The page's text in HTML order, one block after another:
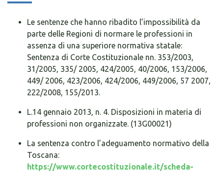
Le sentenze che hanno ribadito l’impossibilità da
parte delle Regioni di normare le professioni in
assenza di una superiore normativa statale:
Sentenza di Corte Costituzionale nn. 353/2003,
31/2005, 335/ 2005, 424/2005, 40/2006, 153/2006,
449/ 2006, 423/2006, 424/2006, 449/2006, 57 2007,
222/2008, 155/2013.
L.14 gennaio 2013, n. 4. Disposizioni in materia di
professioni non organizzate. (13G00021)
La sentenza contro l’adeguamento normativo della
Toscana:
https://www.cortecostituzionale.it/scheda-